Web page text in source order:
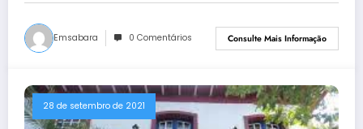
Emsabara 0 Comentários Consulte Mais Informação
28 de setembro de 2021